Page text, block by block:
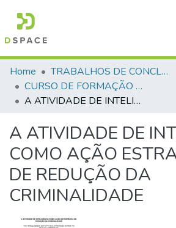
Communities & Collections
All of DSpace
Home
TRABALHOS DE CONCLUSÃO DE CURSO - CFP (CURSO DE FORMAÇÃO DE PRAÇAS)
CURSO DE FORMAÇÃO DE PRAÇAS - CFP - 2018
A ATIVIDADE DE INTELIGÊNCIA COMO AÇÃO ESTRATÉGICA DE REDUÇÃO DA CRIMINALIDADE
A ATIVIDADE DE
COMO AÇÃO
DE REDUÇÃO DA
CRIMINALIDADE